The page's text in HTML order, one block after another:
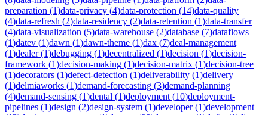
preparation (1)data-privacy (4)data-protection (14)data-quality
(4)data-refresh (2)data-residency (2)data-retention (1)data-transfer
(4)data-visualization (5)data-warehouse (2)database (7)dataflows
(1)datev (1)dawn (1)dawn-theme (1)dax (7)deal-management
(1)dealer(1)debugging (1)decentralized (1)decision (1)decision-
framework (1)decision-making (1)decision-matrix (1)decision-tree
(1)decorators (1)defect-detection (1)deliverability (1)delivery
(1)delmiaworks (1)demand-forecasting (3)demand-planning
(4)demand-sensing (1)dental (1)deployment (10)deployment-
pipelines (1)design (2)design-system (1)developer(1)development